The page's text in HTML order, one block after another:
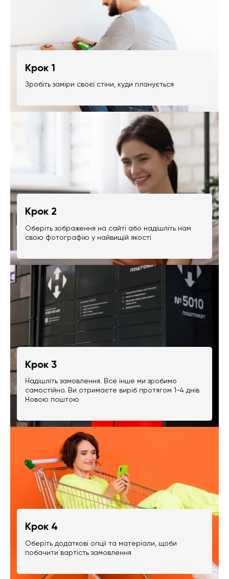
Крок 1
Зробіть заміри своєї стіни, куди планується
Крок 2
Оберіть зображення на сайті або надішліть нам
свою фотографію у найвищій якості
Крок 3
Надішліть замовлення. Все інше ми зробимо
самостійно. Ви отримаєте виріб протягом 1-4 днів
Новою поштою
Крок 4
Оберіть додаткові опції та матеріали, щоби
побачити вартість замовлення